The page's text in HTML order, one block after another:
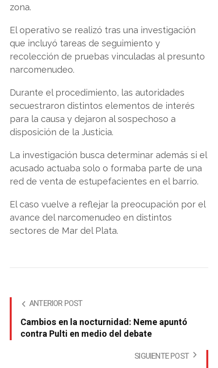
zona.
El operativo se realizó tras una investigación
que incluyó tareas de seguimiento y
recolección de pruebas vinculadas al presunto
narcomenudeo.
Durante el procedimiento, las autoridades
secuestraron distintos elementos de interés
para la causa y dejaron al sospechoso a
disposición de la Justicia.
La investigación busca determinar además si el
acusado actuaba solo o formaba parte de una
red de venta de estupefacientes en el barrio.
El caso vuelve a reflejar la preocupación por el
avance del narcomenudeo en distintos
sectores de Mar del Plata.
ANTERIOR POST
Cambios en la nocturnidad: Neme apuntó
contra Pulti en medio del debate
SIGUIENTE POST